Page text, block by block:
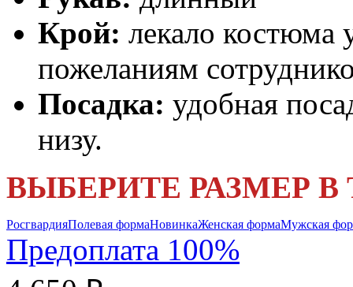
Крой: лекало костюма
пожеланиям
Посадка: удобная
низу.
ВЫБЕРИТЕ РАЗМЕР В
РосгвардияПолевая формаНовинкаЖенская формаМужская
Предоплата 100%